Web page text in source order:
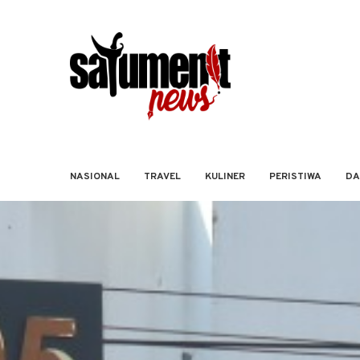
NASIONAL TRAVEL KULINER PERISTIWA